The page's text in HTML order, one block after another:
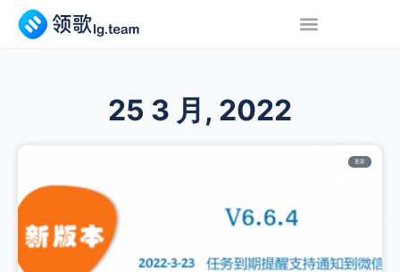
25 3 月, 2022
更新